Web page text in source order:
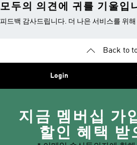
모두의 의견에 귀를 기울입
피드백 감사드립니다. 더 나은 서비스를 위
Back to
Login
지금 멤버십 가
할인 혜택 받